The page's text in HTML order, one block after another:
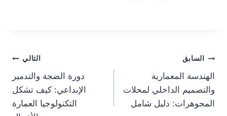
Post
navigation
السابق
الهندسة المعمارية
والتصميم الداخلي لمحلات
المجوهرات: دليل شامل
التالي
دورة الضجة والتدمير
الإبداعي: كيف تشكل
التكنولوجيا العمارة